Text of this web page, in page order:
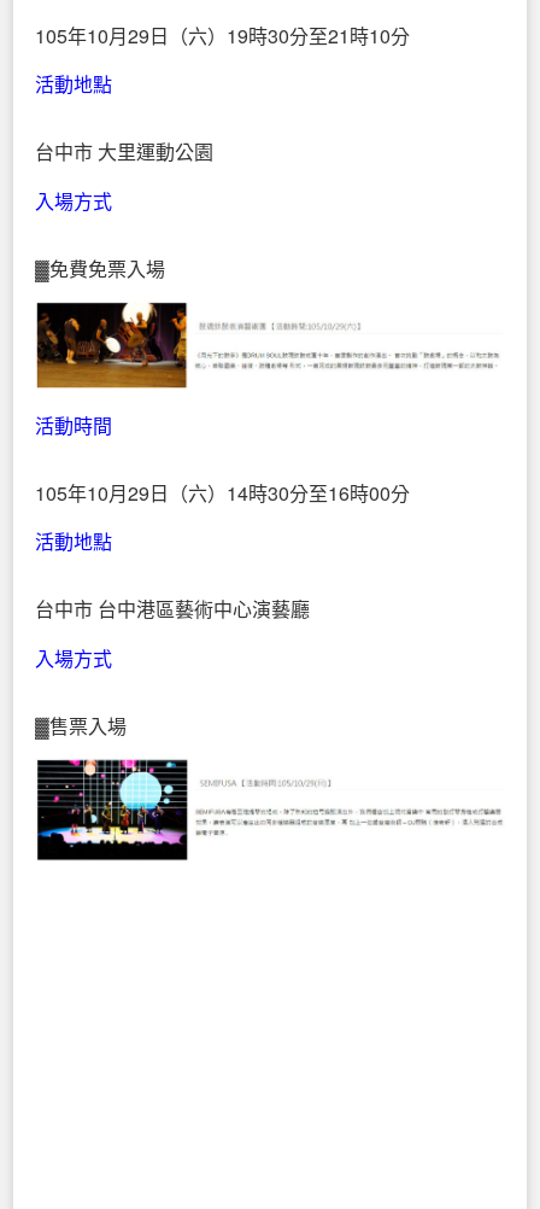
105年10月29日（六）19時30分至21時10分
活動地點
台中市 大里運動公園
入場方式
▓免費免票入場
活動時間
105年10月29日（六）14時30分至16時00分
活動地點
台中市 台中港區藝術中心演藝廳
入場方式
▓售票入場